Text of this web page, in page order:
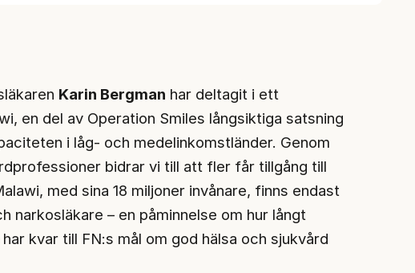
Karin Bergman har deltagit i ett
en del av Operation Smiles långsiktiga satsning
i låg- och medelinkomstländer. Genom
bidrar vi till att fler får tillgång till
med sina 18 miljoner invånare, finns endast
narkosläkare – en påminnelse om hur långt
kvar till FN:s mål om god hälsa och sjukvård